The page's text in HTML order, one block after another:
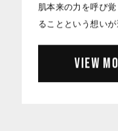
肌本来の力を呼び
VIEW